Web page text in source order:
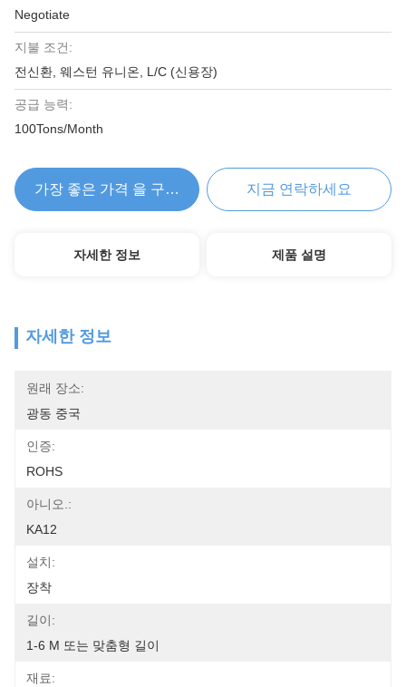
Negotiate
지불 조건:
전신환, 웨스턴 유니온, L/C (신용장)
공급 능력:
100Tons/Month
가장 좋은 가격 을 구하라 지금 연락하세요
자세한 정보 제품 설명
자세한 정보
원래 장소:
광동 중국
인증:
ROHS
아니오.:
KA12
설치:
장착
길이:
1-6 M 또는 맞춤형 길이
재료: